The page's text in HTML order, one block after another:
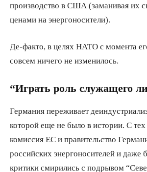
производство в США (заманивая их
ценами на энергоносители).
Де-факто, в целях НАТО с момента
совсем ничего не изменилось.
“Играть роль служащего
Германия переживает
которой еще не было в истории. С тех
комиссия ЕС и правительство
российских энергоносителей и даже
критики смирились с подрывом